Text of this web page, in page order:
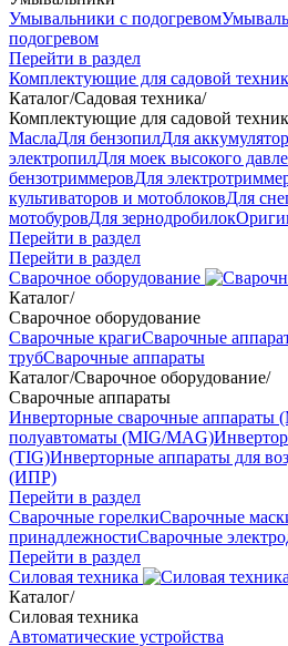
Умывальники с подогревом
подогревом
Перейти в раздел
Комплектующие для садовой
Каталог/Садовая техника/
Комплектующие для садовой
МаслаДля бензопилДля
электропилДля моек высокого
бензотриммеровДля
культиваторов и мотоблоковДля
мотобуровДля зернодробилок
Перейти в раздел
Перейти в раздел
Сварочное оборудование
Каталог/
Сварочное оборудование
Сварочные крагиСварочные
трубСварочные аппараты
Каталог/Сварочное оборудование/
Сварочные аппараты
Инверторные сварочные
полуавтоматы (MIG/MAG)
(TIG)Инверторные аппараты для
(ИПР)
Перейти в раздел
Сварочные горелкиСварочные
принадлежностиСварочные
Перейти в раздел
Силовая техника
Каталог/
Силовая техника
Автоматические устройства